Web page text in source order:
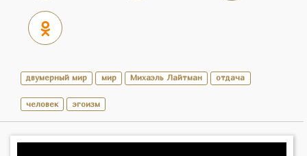
двумерный мир мир Михаэль Лайтман отдача
человек эгоизм